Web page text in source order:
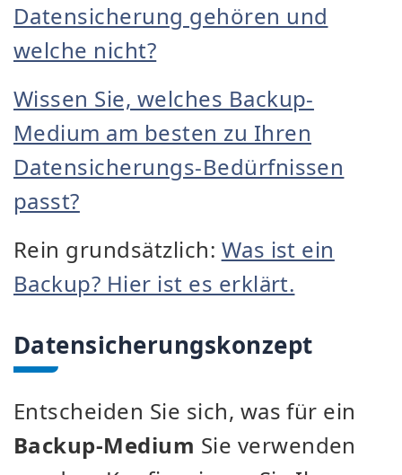
Datensicherung gehören und
welche nicht?
Wissen Sie, welches Backup-
Medium am besten zu Ihren
Datensicherungs-Bedürfnissen
passt?
Rein grundsätzlich: Was ist ein
Backup? Hier ist es erklärt.
Datensicherungskonzept
Entscheiden Sie sich, was für ein
Backup-Medium Sie verwenden